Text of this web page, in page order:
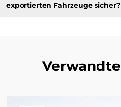
exportierten Fahrzeuge sicher?